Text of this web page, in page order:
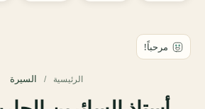
الرئيسية السيرة